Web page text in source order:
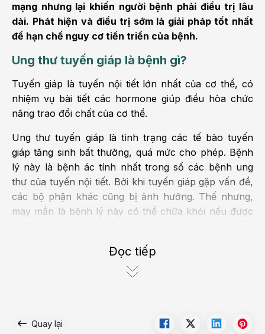
mạng nhưng lại khiến người bệnh phải điều trị lâu
dài. Phát hiện và điều trị sớm là giải pháp tốt nhất
để hạn chế nguy cơ tiến triển của bệnh.
Ung thư tuyến giáp là bệnh gì?
Tuyến giáp là tuyến nội tiết lớn nhất của cơ thể, có
nhiệm vụ bài tiết các hormone giúp điều hòa chức
năng trao đổi chất của cơ thể.
Ung thư tuyến giáp là tình trạng các tế bào tuyến
giáp tăng sinh bất thường, quá mức cho phép. Bệnh
lý này là bệnh ác tính nhất trong số các bệnh ung
thư của tuyến nội tiết. Bởi khi tuyến giáp gặp vấn đề,
các bộ phận khác cũng bị ảnh hưởng. Thế nhưng,
may mắn là bệnh lý này có thể chữa khỏi nếu được
Các loại ung thư tuyến giáp
Ung thư tuyến giáp được chia thành 2 nhóm là ung
khoảng 90% các trường hợp. Đặc điểm của nhóm
Đọc tiếp
Quay lại